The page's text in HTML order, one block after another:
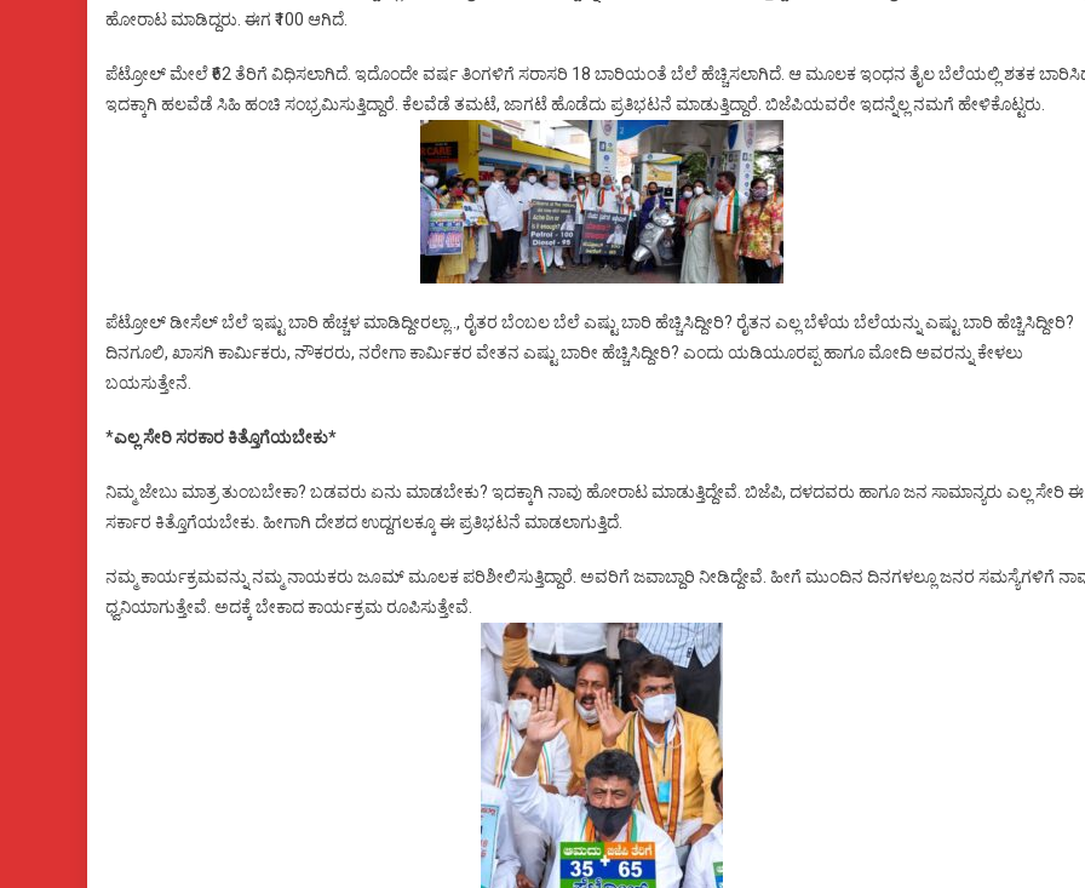
ಹೋರಾಟ ಮಾಡಿದ್ದರು. ಈಗ ₹100 ಆಗಿದೆ.
ಪೆಟ್ರೋಲ್ ಮೇಲೆ ₹62 ತೆರಿಗೆ ವಿಧಿಸಲಾಗಿದೆ. ಇದೊಂದೇ ವರ್ಷ ತಿಂಗಳಿಗೆ ಸರಾಸರಿ 18 ಬಾರಿಯಂತೆ ಬೆಲೆ ಹೆಚ್ಚಿಸಲಾಗಿದೆ. ಆ ಮೂಲಕ ಇಂಧನ ತೈಲ ಬೆಲೆಯಲ್ಲಿ ಶತಕ
ಇದಕ್ಕಾಗಿ ಹಲವೆಡೆ ಸಿಹಿ ಹಂಚಿ ಸಂಭ್ರಮಿಸುತ್ತಿದ್ದಾರೆ. ಕೆಲವೆಡೆ ತಮಟೆ, ಜಾಗಟೆ ಹೊಡೆದು ಪ್ರತಿಭಟನೆ ಮಾಡುತ್ತಿದ್ದಾರೆ. ಬಿಜೆಪಿಯವರೇ ಇದನ್ನೆಲ್ಲ ನಮಗೆ ಹೇಳಿಕೊಟ್ಟರು.
ಪೆಟ್ರೋಲ್ ಡೀಸೆಲ್ ಬೆಲೆ ಇಷ್ಟು ಬಾರಿ ಹೆಚ್ಚಳ ಮಾಡಿದ್ದೀರಲ್ಲಾ.., ರೈತರ ಬೆಂಬಲ ಬೆಲೆ ಎಷ್ಟು ಬಾರಿ ಹೆಚ್ಚಿಸಿದ್ದೀರಿ? ರೈತನ ಎಲ್ಲ ಬೆಳೆಯ ಬೆಲೆಯನ್ನು ಎಷ್ಟು ಬಾರಿ ಹೆಚ್ಚಿಸಿದ್ದೀರಿ?
ದಿನಗೂಲಿ, ಖಾಸಗಿ ಕಾರ್ಮಿಕರು, ನೌಕರರು, ನರೇಗಾ ಕಾರ್ಮಿಕರ ವೇತನ ಎಷ್ಟು ಬಾರೀ ಹೆಚ್ಚಿಸಿದ್ದೀರಿ? ಎಂದು ಯಡಿಯೂರಪ್ಪ ಹಾಗೂ ಮೋದಿ ಅವರನ್ನು ಕೇಳಲು
ಬಯಸುತ್ತೇನೆ.
*ಎಲ್ಲ ಸೇರಿ ಸರಕಾರ ಕಿತ್ತೊಗೆಯಬೇಕು*
ನಿಮ್ಮ ಜೇಬು ಮಾತ್ರ ತುಂಬಬೇಕಾ? ಬಡವರು ಏನು ಮಾಡಬೇಕು? ಇದಕ್ಕಾಗಿ ನಾವು ಹೋರಾಟ ಮಾಡುತ್ತಿದ್ದೇವೆ. ಬಿಜೆಪಿ, ದಳದವರು ಹಾಗೂ ಜನ ಸಾಮಾನ್ಯರು ಎಲ್ಲ ಸೇರಿ ಈ
ಸರ್ಕಾರ ಕಿತ್ತೊಗೆಯಬೇಕು. ಹೀಗಾಗಿ ದೇಶದ ಉದ್ದಗಲಕ್ಕೂ ಈ ಪ್ರತಿಭಟನೆ ಮಾಡಲಾಗುತ್ತಿದೆ.
ನಮ್ಮ ಕಾರ್ಯಕ್ರಮವನ್ನು ನಮ್ಮ ನಾಯಕರು ಜೂಮ್ ಮೂಲಕ ಪರಿಶೀಲಿಸುತ್ತಿದ್ದಾರೆ. ಅವರಿಗೆ ಜವಾಬ್ದಾರಿ ನೀಡಿದ್ದೇವೆ. ಹೀಗೆ ಮುಂದಿನ ದಿನಗಳಲ್ಲೂ ಜನರ ಸಮಸ್ಯೆಗಳಿಗೆ
ಧ್ವನಿಯಾಗುತ್ತೇವೆ. ಅದಕ್ಕೆ ಬೇಕಾದ ಕಾರ್ಯಕ್ರಮ ರೂಪಿಸುತ್ತೇವೆ.